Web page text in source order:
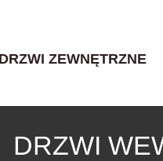
DRZWI ZEWNĘTRZNE
DRZWI